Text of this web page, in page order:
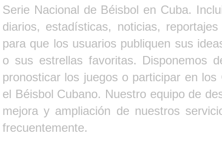
Serie Nacional de Béisbol en Cuba.
diarios, estadísticas, noticias,
para que los usuarios publiquen sus
o sus estrellas favoritas. Disponemos
pronosticar los juegos o participar en
el Béisbol Cubano. Nuestro equipo de
mejora y ampliación de nuestros
frecuentemente.